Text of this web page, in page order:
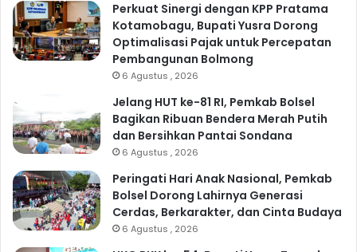
Perkuat Sinergi dengan KPP Pratama
Kotamobagu, Bupati Yusra Dorong
Optimalisasi Pajak untuk Percepatan
Pembangunan Bolmong
6 Agustus , 2026
Jelang HUT ke-81 RI, Pemkab Bolsel
Bagikan Ribuan Bendera Merah Putih
dan Bersihkan Pantai Sondana
6 Agustus , 2026
Peringati Hari Anak Nasional, Pemkab
Bolsel Dorong Lahirnya Generasi
Cerdas, Berkarakter, dan Cinta Budaya
6 Agustus , 2026